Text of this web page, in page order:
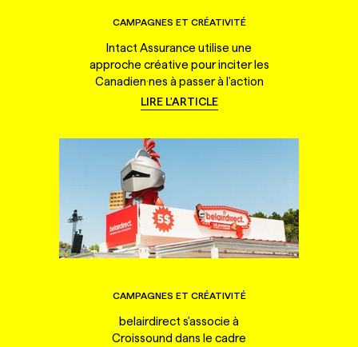
CAMPAGNES ET CRÉATIVITÉ
Intact Assurance utilise une
approche créative pour inciter les
Canadien·nes à passer à l'action
LIRE L'ARTICLE
CAMPAGNES ET CRÉATIVITÉ
belairdirect s'associe à
Croissound dans le cadre